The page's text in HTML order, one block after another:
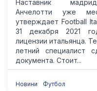
Наставник
Анчелотти уже
утверждает Football
31 декабря 2021
лицензии итальянца.
летний специалист
документа. Стоит...
Новини Футбол